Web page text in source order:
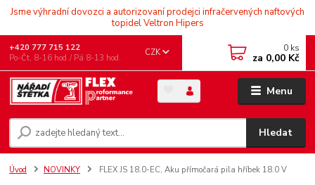
Jsme výhradní dovozci a autorizovaní prodejci infračervených naftových
topidel Veltron Hipers
Menu
CZK
Hledat
+420 777 715 122
Po-Čt, 8-16 hod./ Pá 8-13 hod.
0 ks
za 0,00 Kč
Úvod NOVINKY FLEX JS 18.0-EC, Aku přímočará pila hříbek 18.0 V